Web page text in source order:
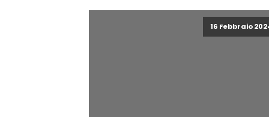
16 Febbraio